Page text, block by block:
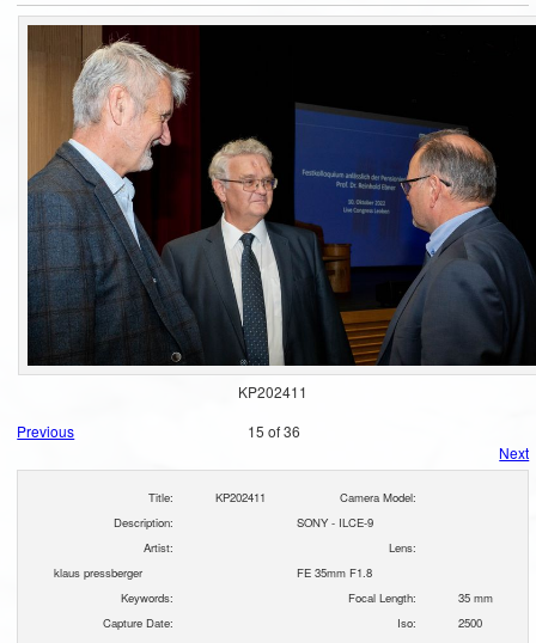
KP202411
Previous
15 of 36
Next
Title:
KP202411
Description:
Artist:
klaus pressberger
Keywords:
Capture Date:
Camera Model:
SONY - ILCE-9
Lens:
FE 35mm F1.8
Focal Length:
35 mm
Iso:
2500